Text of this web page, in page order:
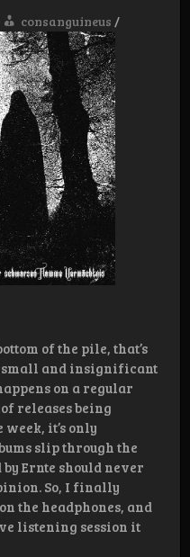
consanguineus /
of the pile, that’s
small and insignificant
on a regular
releases being
it’s only
slip through the
Ernte should never
So, I finally
the headphones, and
listening session it